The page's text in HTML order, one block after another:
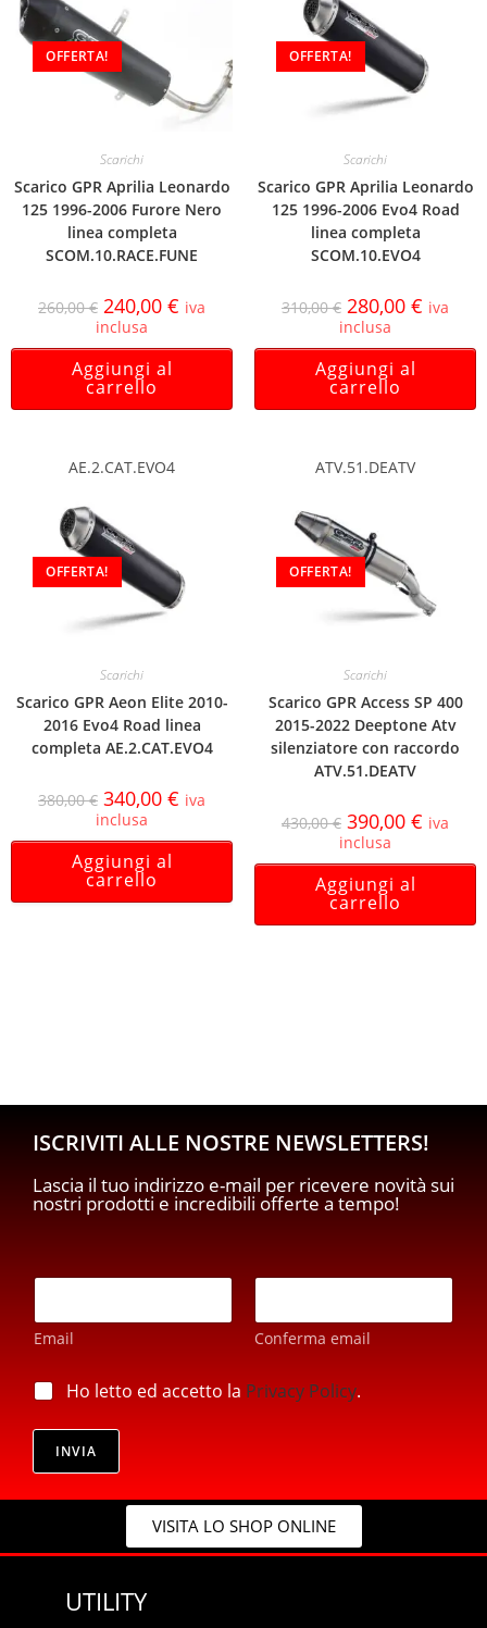
OFFERTA!
Scarichi
Scarico GPR Aprilia Leonardo
125 1996-2006 Furore Nero
linea completa
SCOM.10.RACE.FUNE
260,00€ 240,00 € iva
inclusa
Aggiungi al
carrello
OFFERTA!
Scarichi
Scarico GPR Aprilia Leonardo
125 1996-2006 Evo4 Road
linea completa
SCOM.10.EVO4
310,00€ 280,00 € iva
inclusa
Aggiungi al
carrello
AE.2.CAT.EVO4
OFFERTA!
Scarichi
Scarico GPR Aeon Elite 2010-
2016 Evo4 Road linea
completa AE.2.CAT.EVO4
380,00€ 340,00 € iva
inclusa
Aggiungi al
carrello
ATV.51.DEATV
OFFERTA!
Scarichi
Scarico GPR Access SP 400
2015-2022 Deeptone Atv
silenziatore con raccordo
ATV.51.DEATV
430,00€ 390,00 € iva
inclusa
Aggiungi al
carrello
ISCRIVITI ALLE NOSTRE NEWSLETTERS!
Lascia il tuo indirizzo e-mail per ricevere novità sui
nostri prodotti e incredibili offerte a tempo!
E
a
i
*
Email Conferma email
m
i
p
r
a
p
i
a
Ho letto ed accetto la Privacy Policy.
INVIA
VISITA LO SHOP ONLINE
UTILITY